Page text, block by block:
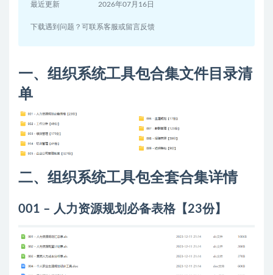
最近更新 2026年07月16日
下载遇到问题？可联系客服或留言反馈
一、组织系统工具包合集文件目录清
单
二、组织系统工具包全套合集详情
001 – 人力资源规划必备表格【23份】